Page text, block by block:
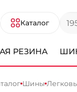
Каталог
РЕЗИНА
Шины